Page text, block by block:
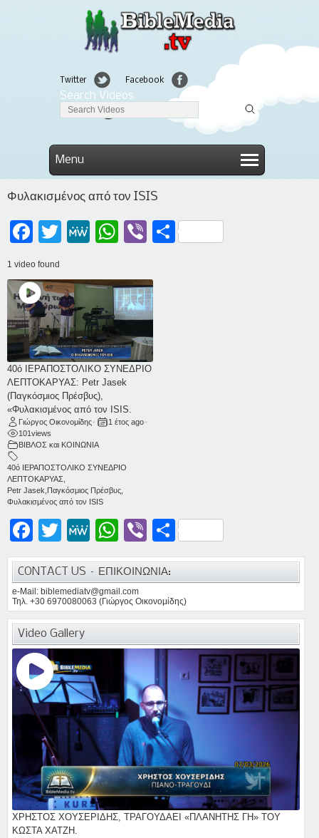
Twitter Facebook
Linkedin
Search Videos
Menu
Φυλακισμένος από τον ISIS
Facebook Twitter MeWe WhatsAppViber Μοιραστείτε
1 video found
40ό ΙΕΡΑΠΟΣΤΟΛΙΚΟ ΣΥΝΕΔΡΙΟ
ΛΕΠΤΟΚΑΡΥΑΣ: Petr Jasek
(Παγκόσμιος Πρέσβυς),
«Φυλακισμένος από τον ISIS.
Γιώργος Οικονομίδης• 1 έτος ago•
101views
ΒΙΒΛΟΣ και ΚΟΙΝΩΝΙΑ
40ό ΙΕΡΑΠΟΣΤΟΛΙΚΟ ΣΥΝΕΔΡΙΟ
ΛΕΠΤΟΚΑΡΥΑΣ
Petr Jasek Παγκόσμιος Πρέσβυς
Φυλακισμένος από τον ISIS
Facebook Twitter MeWe WhatsAppViber Μοιραστείτε
CONTACT US – ΕΠΙΚΟΙΝΩΝΙΑ:
e-Mail: biblemediatv@gmail.com
Τηλ. +30 6970080063 (Γιώργος Οικονομίδης)
Video Gallery
ΧΡΗΣΤΟΣ ΧΟΥΣΕΡΙΔΗΣ, ΤΡΑΓΟΥΔΑΕΙ «ΠΛΑΝΗΤΗΣ ΓΗ» ΤΟΥ
ΚΩΣΤΑ ΧΑΤΖΗ.